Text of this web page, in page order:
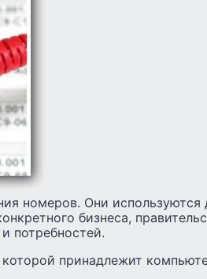
номеров. Они используются
бизнеса,
потребностей.
принадлежит